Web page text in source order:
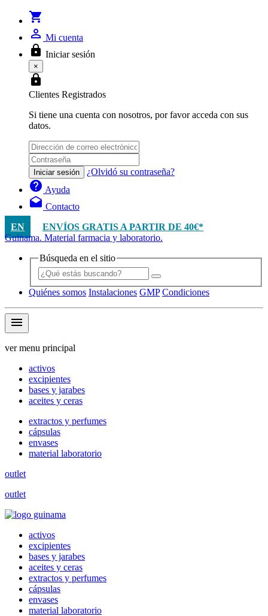
shopping_cart
person_outline Mi cuenta
lock Iniciar sesión
×
lock
Clientes Registrados
Si tiene una cuenta con nosotros, por favor acceda con sus
datos.
Iniciar sesión ¿Olvidó su contraseña?
help Ayuda
drafts Contacto
EN
ENVÍOS GRATIS A PARTIR DE 40€*
Guinama. Material farmacia y laboratorio.
Búsqueda en el sitio
Quiénes somos Instalaciones GMP Condiciones
menu
ver menu principal
activos
excipientes
bases y jarabes
aceites y ceras
extractos y perfumes
cápsulas
envases
material laboratorio
outlet
outlet
activos
excipientes
bases y jarabes
aceites y ceras
extractos y perfumes
cápsulas
envases
material laboratorio